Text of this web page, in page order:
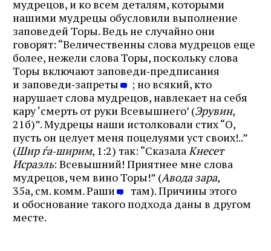
мудрецов, и ко всем деталям, которыми
нашими мудрецы обусловили выполнение
заповедей Торы. Ведь не случайно они
говорят: “Величественны слова мудрецов еще
более, нежели слова Торы, поскольку слова
Торы включают заповеди‑предписания
и заповеди‑запреты
; но всякий, кто
нарушает слова мудрецов, навлекает на себя
кару ‘смерть от руки Всевышнего’ (Эрувин,
21б)”. Мудрецы наши истолковали стих “О,
пусть он целует меня поцелуями уст своих!..”
(Шир ѓа‑ширим, 1:2) так: “Сказала Кнесет
Исраэль: Всевышний! Приятнее мне слова
мудрецов, чем вино Торы!” (Авода зара,
35а, см. комм. Раши
там). Причины этого
и обоснование такого подхода даны в другом
месте.